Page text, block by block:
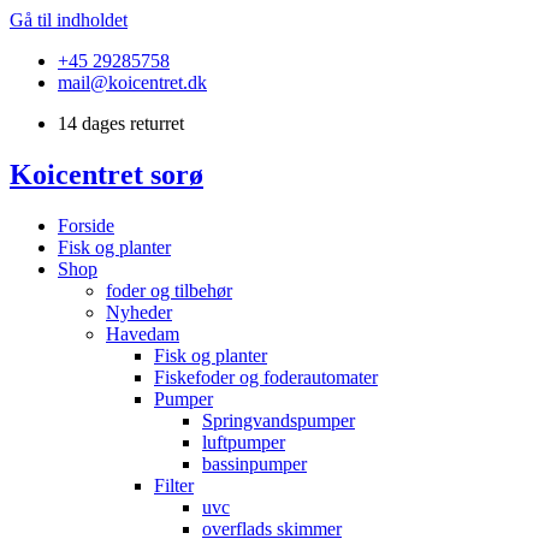
Gå til indholdet
+45 29285758
mail@koicentret.dk
14 dages returret
Koicentret sorø
Forside
Fisk og planter
Shop
foder og tilbehør
Nyheder
Havedam
Fisk og planter
Fiskefoder og foderautomater
Pumper
Springvandspumper
luftpumper
bassinpumper
Filter
uvc
overflads skimmer